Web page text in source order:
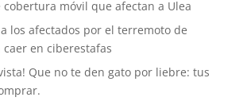
móvil que afectan a Ulea
los afectados por el terremoto de
caer en ciberestafas
Que no te den gato por liebre: tus